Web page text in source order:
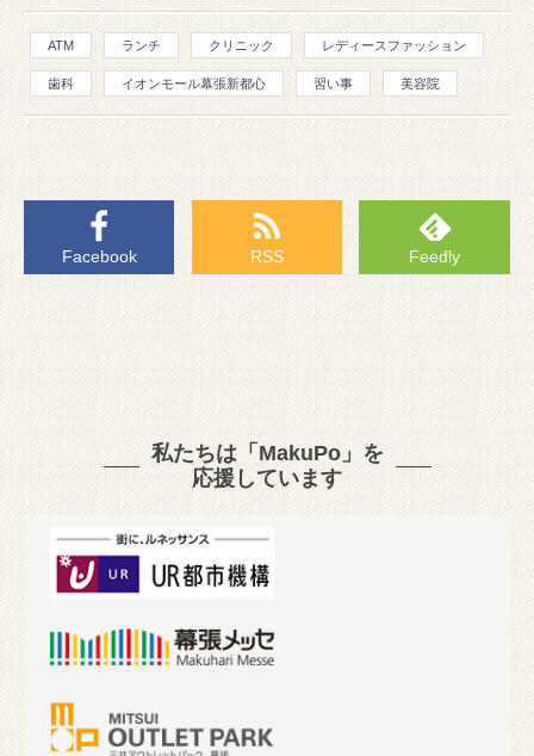
ATM ランチ クリニック レディースファッション
歯科 イオンモール幕張新都心 習い事 美容院
Facebook RSS Feedly
私たちは「MakuPo」を
応援しています